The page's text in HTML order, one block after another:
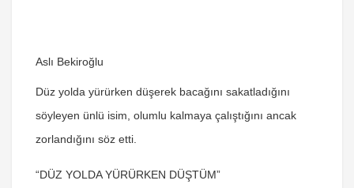
Aslı Bekiroğlu
Düz yolda yürürken düşerek bacağını sakatladığını
söyleyen ünlü isim, olumlu kalmaya çalıştığını ancak
zorlandığını söz etti.
“DÜZ YOLDA YÜRÜRKEN DÜŞTÜM”